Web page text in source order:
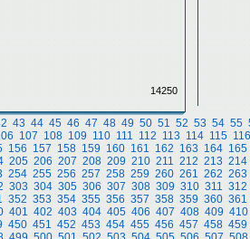
14250
43 44 45 46 47 48 49 50 51 52 53 54 55
107 108 109 110 111 112 113 114 115 116
156 157 158 159 160 161 162 163 164 165
205 206 207 208 209 210 211 212 213 214
254 255 256 257 258 259 260 261 262 263
303 304 305 306 307 308 309 310 311 312
352 353 354 355 356 357 358 359 360 361
401 402 403 404 405 406 407 408 409 410
450 451 452 453 454 455 456 457 458 459